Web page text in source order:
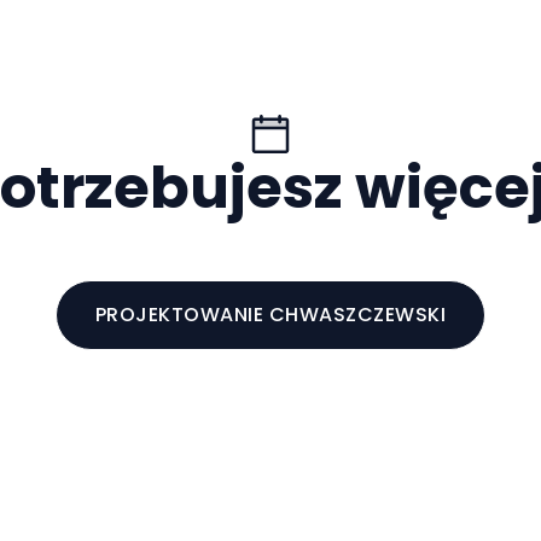
PROJEKTOWANIE CHWASZCZEWSKI